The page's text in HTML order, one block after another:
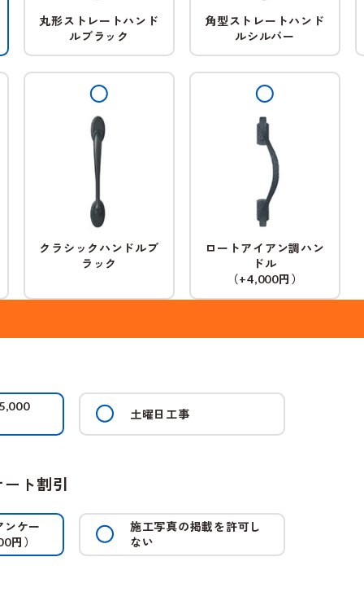
丸形ストレートハンド
ルブラック
角型ストレートハンド
ルシルバー
クラシックハンドルブ
ラック
ロートアイアン調ハン
ドル
（+4,000円）
土曜日工事
ト割引
ンケー
円）
施工写真の掲載を許可し
ない